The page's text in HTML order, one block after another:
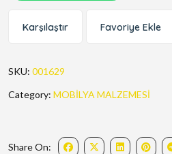
Karşılaştır Favoriye Ekle
SKU: 001629
Category: MOBİLYA MALZEMESİ
Share On: